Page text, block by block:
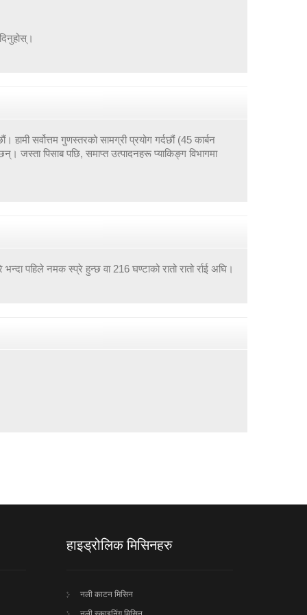
सर्वोत्तम गुणस्तरको सामग्री प्रयोग गर्दछौं (45 कार्बन
जस्ता पिसाब पछि, समाप्त उत्पादनहरू प्याकिङ्ग विभागमा
पहिले नमक स्प्रे हुन्छ वा 216 घण्टाको रातो रातो र्राई अघि।
हाइड्रोलिक मिसिनहरु
नली काटन मिसिन